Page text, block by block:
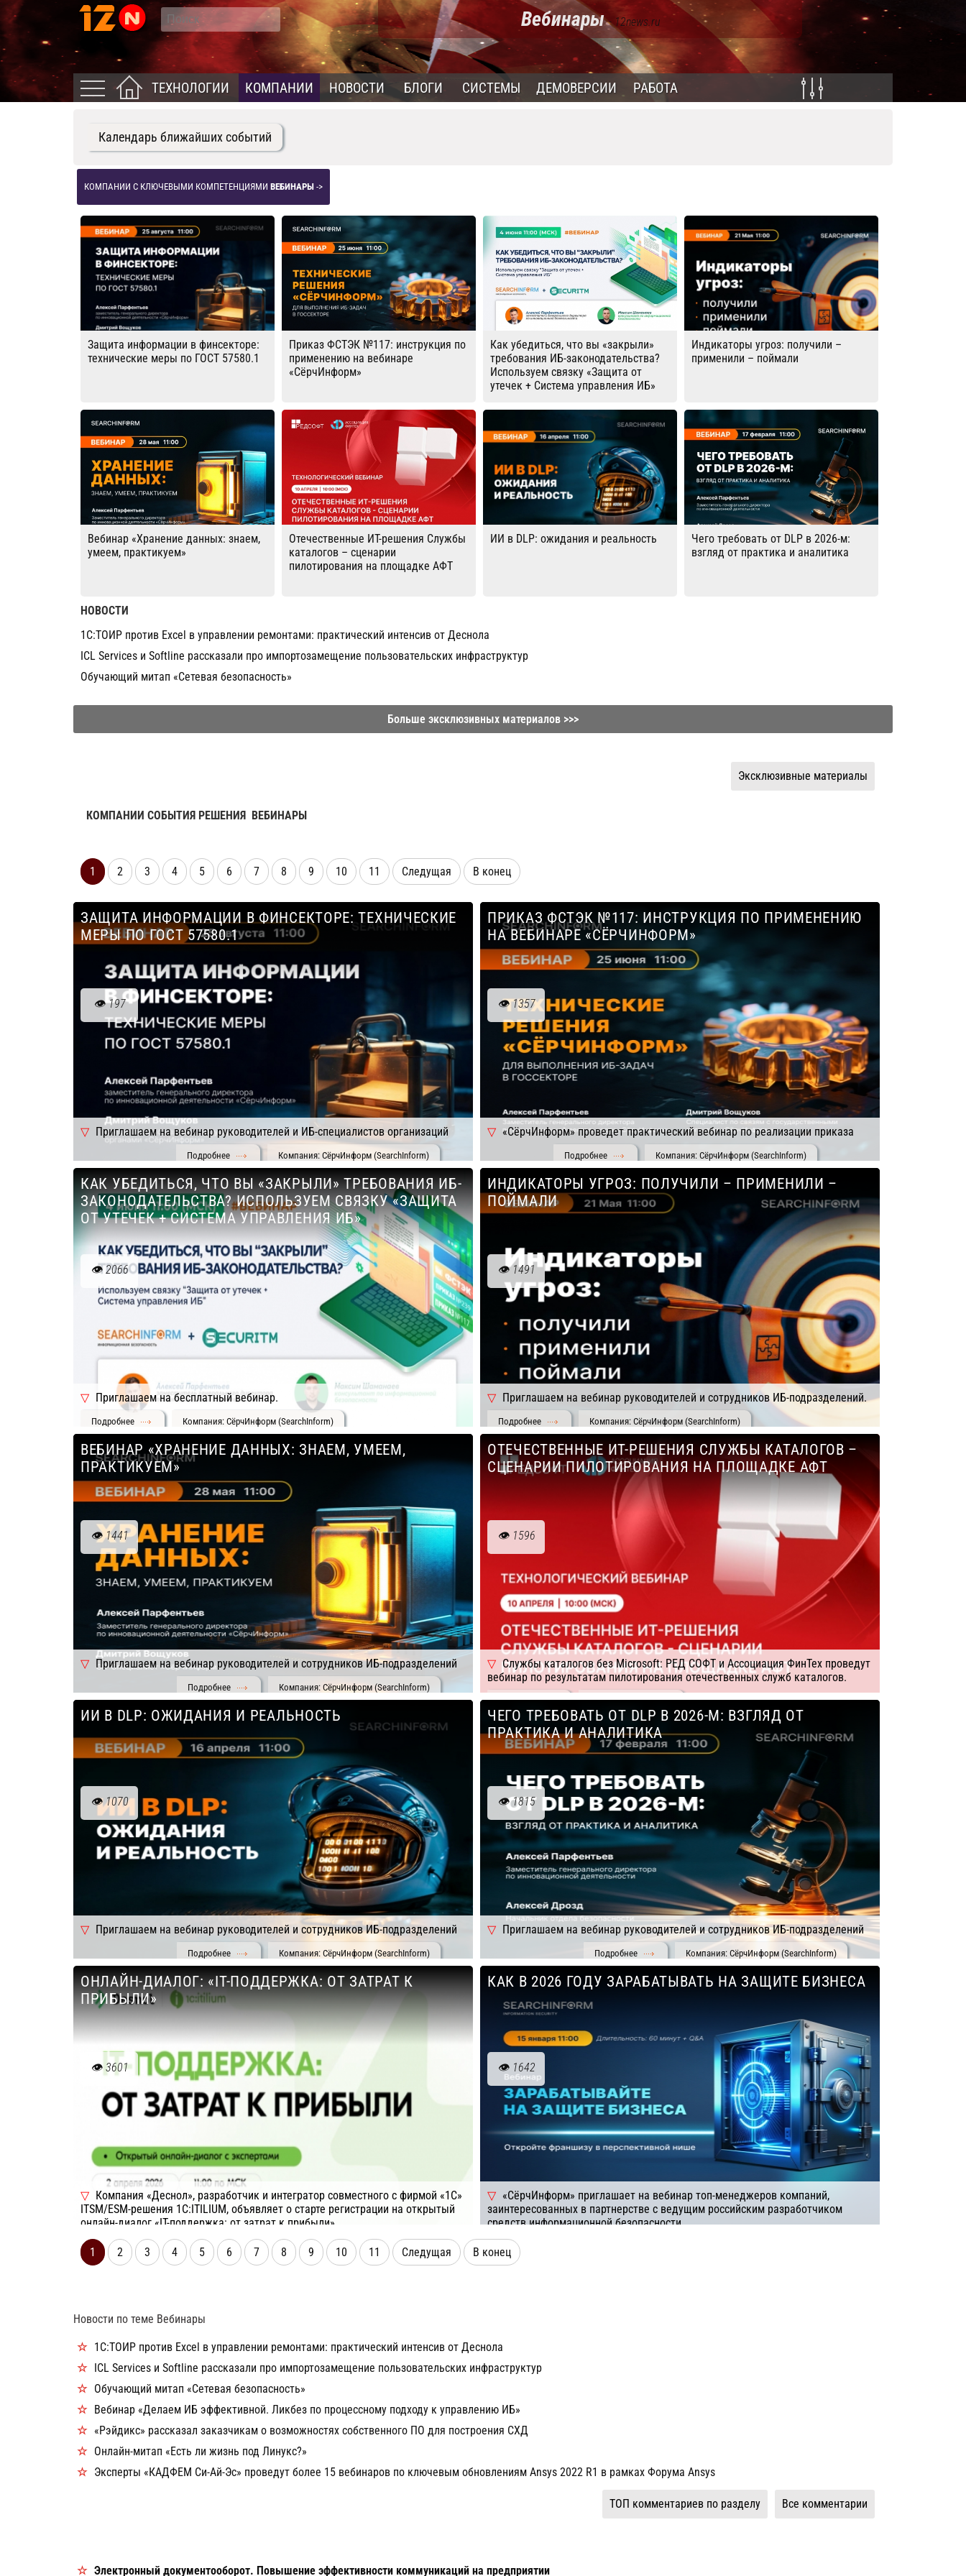
Вебинары- 12news.ru
ТЕХНОЛОГИИ КОМПАНИИ НОВОСТИ БЛОГИ СИСТЕМЫ ДЕМОВЕРСИИ РАБОТА
Календарь ближайших событий
КОМПАНИИ С КЛЮЧЕВЫМИ КОМПЕТЕНЦИЯМИ ВЕБИНАРЫ ->
Защита информации в финсекторе:
технические меры по ГОСТ 57580.1
Приказ ФСТЭК №117: инструкция по
применению на вебинаре
«СёрчИнформ»
Как убедиться, что вы «закрыли»
требования ИБ-законодательства?
Используем связку «Защита от
утечек + Система управления ИБ»
Индикаторы угроз: получили –
применили – поймали
Вебинар «Хранение данных: знаем,
умеем, практикуем»
Отечественные ИТ-решения Службы
каталогов – сценарии
пилотирования на площадке АФТ
ИИ в DLP: ожидания и реальность
Чего требовать от DLP в 2026-м:
взгляд от практика и аналитика
НОВОСТИ
1С:ТОИР против Excel в управлении ремонтами: практический интенсив от Деснола
ICL Services и Softline рассказали про импортозамещение пользовательских инфраструктур
Обучающий митап «Сетевая безопасность»
Больше эксклюзивных материалов >>>
Эксклюзивные материалы
КОМПАНИИ СОБЫТИЯ РЕШЕНИЯ ВЕБИНАРЫ
1 2 3 4 5 6 7 8 9 10 11 Следущая В конец
ЗАЩИТА ИНФОРМАЦИИ В ФИНСЕКТОРЕ: ТЕХНИЧЕСКИЕ
МЕРЫ ПО ГОСТ 57580.1
197
Приглашаем на вебинар руководителей и ИБ-специалистов организаций
финансовой сферы.
Подробнее Компания: СёрчИнформ (SearchInform)
ПРИКАЗ ФСТЭК №117: ИНСТРУКЦИЯ ПО ПРИМЕНЕНИЮ
НА ВЕБИНАРЕ «СЁРЧИНФОРМ»
1357
«СёрчИнформ» проведет практический вебинар по реализации приказа
ФСТЭК №117.
Подробнее Компания: СёрчИнформ (SearchInform)
КАК УБЕДИТЬСЯ, ЧТО ВЫ «ЗАКРЫЛИ» ТРЕБОВАНИЯ ИБ-
ЗАКОНОДАТЕЛЬСТВА? ИСПОЛЬЗУЕМ СВЯЗКУ «ЗАЩИТА
ОТ УТЕЧЕК + СИСТЕМА УПРАВЛЕНИЯ ИБ»
2066
Приглашаем на бесплатный вебинар.
Подробнее Компания: СёрчИнформ (SearchInform)
ИНДИКАТОРЫ УГРОЗ: ПОЛУЧИЛИ – ПРИМЕНИЛИ –
ПОЙМАЛИ
1491
Приглашаем на вебинар руководителей и сотрудников ИБ-подразделений.
Подробнее Компания: СёрчИнформ (SearchInform)
ВЕБИНАР «ХРАНЕНИЕ ДАННЫХ: ЗНАЕМ, УМЕЕМ,
ПРАКТИКУЕМ»
1441
Приглашаем на вебинар руководителей и сотрудников ИБ-подразделений
из любых отраслей.
Подробнее Компания: СёрчИнформ (SearchInform)
ОТЕЧЕСТВЕННЫЕ ИТ-РЕШЕНИЯ СЛУЖБЫ КАТАЛОГОВ –
СЦЕНАРИИ ПИЛОТИРОВАНИЯ НА ПЛОЩАДКЕ АФТ
1596
Службы каталогов без Microsoft: РЕД СОФТ и Ассоциация ФинТех проведут
вебинар по результатам пилотирования отечественных служб каталогов.
Подробнее Компания: РЕД СОФТ
ИИ В DLP: ОЖИДАНИЯ И РЕАЛЬНОСТЬ
1070
Приглашаем на вебинар руководителей и сотрудников ИБ-подразделений
из любых отраслей.
Подробнее Компания: СёрчИнформ (SearchInform)
ЧЕГО ТРЕБОВАТЬ ОТ DLP В 2026-М: ВЗГЛЯД ОТ
ПРАКТИКА И АНАЛИТИКА
1815
Приглашаем на вебинар руководителей и сотрудников ИБ-подразделений
из любых отраслей.
Подробнее Компания: СёрчИнформ (SearchInform)
ОНЛАЙН-ДИАЛОГ: «IT-ПОДДЕРЖКА: ОТ ЗАТРАТ К
ПРИБЫЛИ»
3601
Компания «Деснол», разработчик и интегратор совместного с фирмой «1С»
ITSM/ESM-решения 1C:ITILIUM, объявляет о старте регистрации на открытый
онлайн-диалог «IT-поддержка: от затрат к прибыли».
Подробнее Компания: Деснол Софт
КАК В 2026 ГОДУ ЗАРАБАТЫВАТЬ НА ЗАЩИТЕ БИЗНЕСА
1642
«СёрчИнформ» приглашает на вебинар топ-менеджеров компаний,
заинтересованных в партнерстве с ведущим российским разработчиком
средств информационной безопасности
Подробнее
1 2 3 4 5 6 7 8 9 10 11 Следущая В конец
Новости по теме Вебинары
1С:ТОИР против Excel в управлении ремонтами: практический интенсив от Деснола
ICL Services и Softline рассказали про импортозамещение пользовательских инфраструктур
Обучающий митап «Сетевая безопасность»
Вебинар «Делаем ИБ эффективной. Ликбез по процессному подходу к управлению ИБ»
«Рэйдикс» рассказал заказчикам о возможностях собственного ПО для построения СХД
Онлайн-митап «Есть ли жизнь под Линукс?»
Эксперты «КАДФЕМ Си-Ай-Эс» проведут более 15 вебинаров по ключевым обновлениям Ansys 2022 R1 в рамках Форума Ansys
Все комментарии
ТОП комментариев по разделу
Электронный документооборот. Повышение эффективности коммуникаций на предприятии